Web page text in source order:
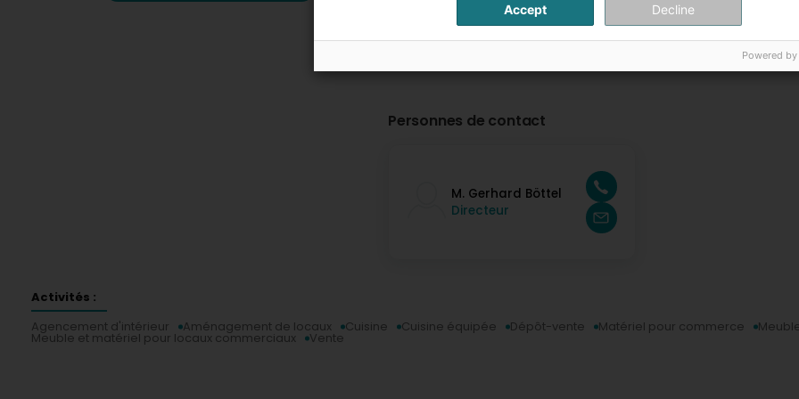
Personnes de contact
M. Gerhard Böttel
Directeur
Activités :
Agencement d'intérieur
Aménagement de locaux Cuisine Cuisine équipée Dépôt-vente Matériel pour commerce
Meuble et matériel pour locaux commerciaux Vente
Accept Decline
Powered by